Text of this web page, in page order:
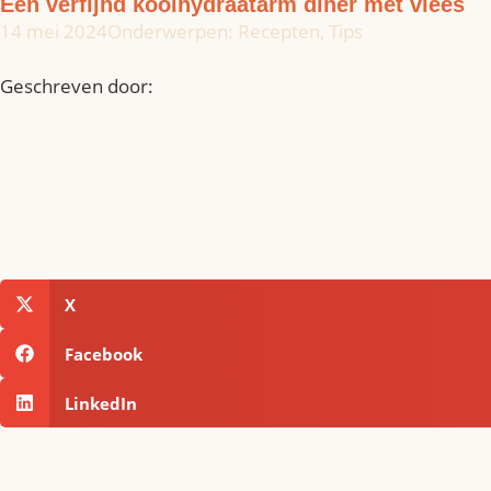
14 mei 2024Onderwerpen: Recepten, Tips
Geschreven door:
X
Facebook
LinkedIn